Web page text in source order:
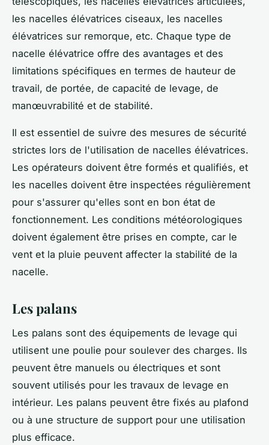
les nacelles élévatrices ciseaux, les nacelles
élévatrices sur remorque, etc. Chaque type de
nacelle élévatrice offre des avantages et des
limitations spécifiques en termes de hauteur de
travail, de portée, de capacité de levage, de
manœuvrabilité et de stabilité.
Il est essentiel de suivre des mesures de sécurité
strictes lors de l'utilisation de nacelles élévatrices.
Les opérateurs doivent être formés et qualifiés, et
les nacelles doivent être inspectées régulièrement
pour s'assurer qu'elles sont en bon état de
fonctionnement. Les conditions météorologiques
doivent également être prises en compte, car le
vent et la pluie peuvent affecter la stabilité de la
nacelle.
Les palans
Les palans sont des équipements de levage qui
utilisent une poulie pour soulever des charges. Ils
peuvent être manuels ou électriques et sont
souvent utilisés pour les travaux de levage en
intérieur. Les palans peuvent être fixés au plafond
ou à une structure de support pour une utilisation
plus efficace.